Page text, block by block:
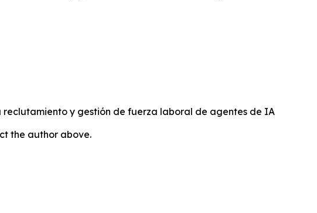
y gestión de fuerza laboral de agentes de IA
the author above.